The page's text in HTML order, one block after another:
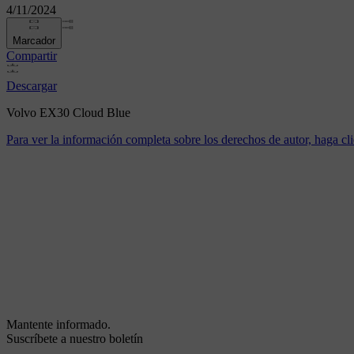
4/11/2024
Marcador
Compartir
Descargar
Volvo EX30 Cloud Blue
Para ver la información completa sobre los derechos de autor, haga